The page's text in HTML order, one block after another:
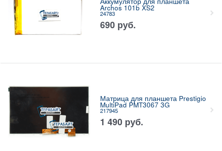
Archos 101b XS2
24783
690 руб.
Матрица для планшета Prestigio
MultiPad PMT3067 3G
217945
1 490 руб.